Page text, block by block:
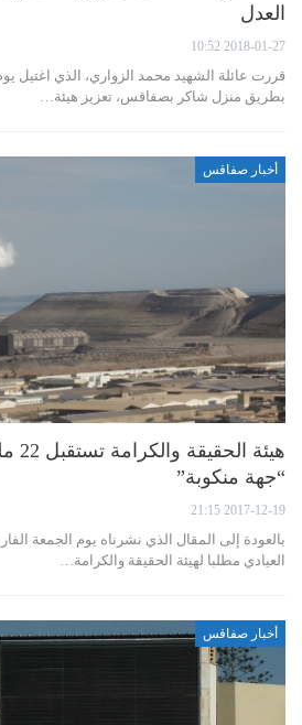
العدل
2018-01-27 10:52
بطريق منزل شاكر بصفاقس، تعزيز هيئة…
أخبار صفاقس
“جهة منكوبة”
2017-12-19 21:15
بالعودة إلى المقال الذي نشرناه يوم الجمعة
العيادي مطلبا لهيئة الحقيقة والكرامة…
أخبار صفاقس